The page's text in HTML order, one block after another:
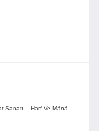
Sanatı – Harf Ve Mânâ